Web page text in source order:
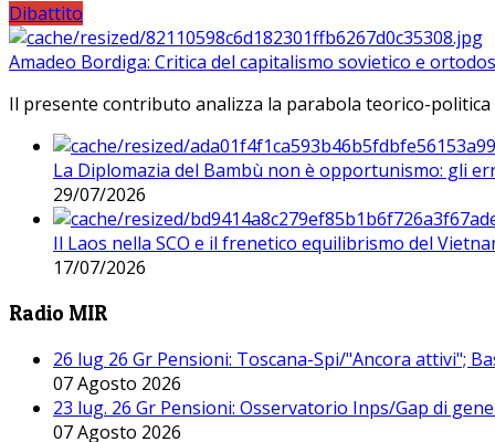
Dibattito
Amadeo Bordiga: Critica del capitalismo sovietico e
Il presente contributo analizza la parabola teorico-
La Diplomazia del Bambù non è opportunismo: gli
29/07/2026
Il Laos nella SCO e il frenetico equilibrismo del
17/07/2026
Radio MIR
26 lug 26 Gr Pensioni: Toscana-Spi/"Ancora attivi";
07 Agosto 2026
23 lug. 26 Gr Pensioni: Osservatorio Inps/Gap di
07 Agosto 2026